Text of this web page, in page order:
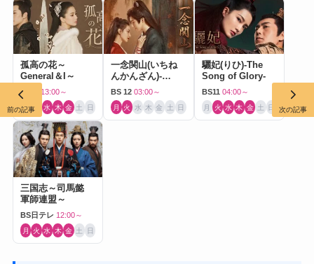
孤高の花～
General＆I～
BS11 13:00～
月 火 水 木 金 土 日
一念関山(いちね
んかんざん)-
Journey to Love-
BS 12 03:00～
月 火 水 木 金 土 日
驪妃(りひ)-The
Song of Glory-
BS11 04:00～
月 火 水 木 金 土 日
三国志～司馬懿
軍師連盟～
BS日テレ 12:00～
月 火 水 木 金 土 日
前の記事 次の記事